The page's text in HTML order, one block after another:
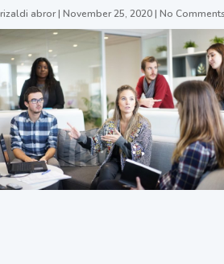
rizaldi abror November 25, 2020 No Comments